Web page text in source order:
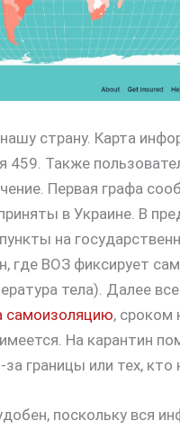
страну. Карта
459. Также
Первая графа
в Украине. В
на
где ВОЗ фиксирует
тела). Далее
самоизоляцию, сроком
На карантин
границы или тех, кто
поскольку вся